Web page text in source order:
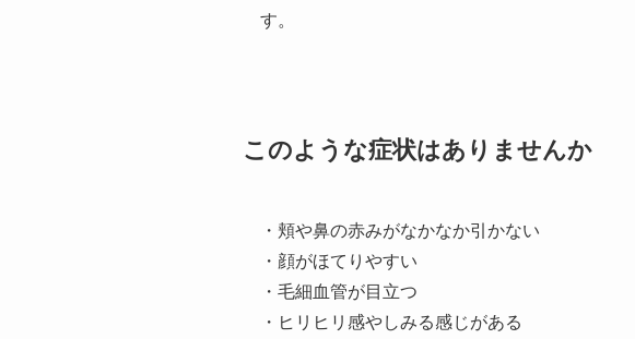
す。
このような症状はありませんか
・頬や鼻の赤みがなかなか引かない
・顔がほてりやすい
・毛細血管が目立つ
・ヒリヒリ感やしみる感じがある